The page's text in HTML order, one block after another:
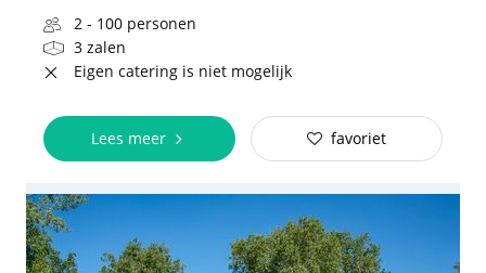
2 - 100 personen
3 zalen
Eigen catering is niet mogelijk
Lees meer favoriet